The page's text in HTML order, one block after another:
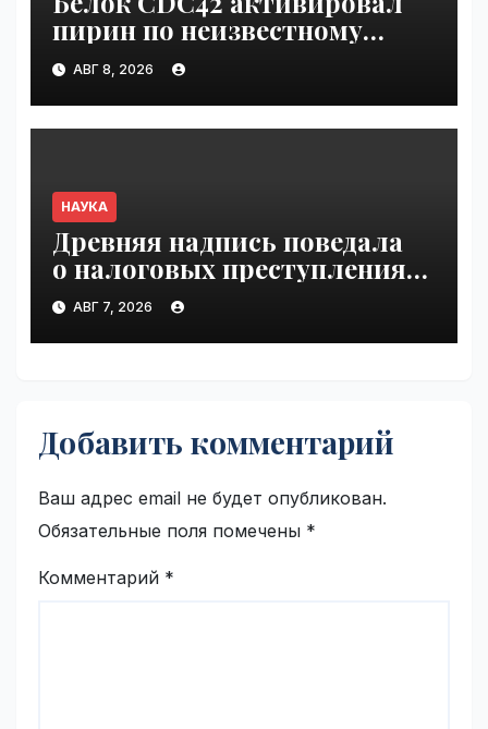
пирин по неизвестному
ранее механизму | VseTime.ru
АВГ 8, 2026
НАУКА
Древняя надпись поведала
о налоговых преступлениях |
VseTime.ru
АВГ 7, 2026
Добавить комментарий
Ваш адрес email не будет опубликован.
Обязательные поля помечены *
Комментарий *